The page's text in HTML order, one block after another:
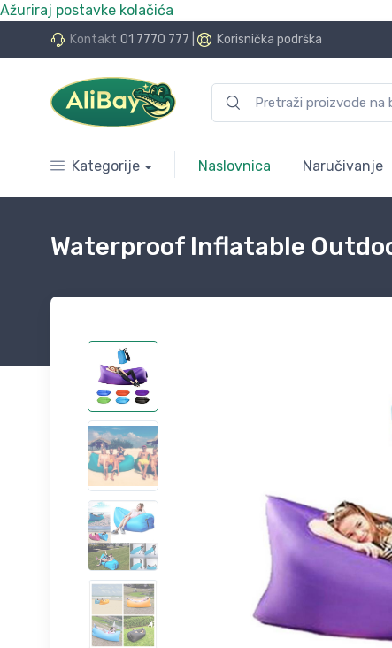
Ažuriraj postavke kolačića
Kontakt 01 7770 777 Korisnička podrška
Postali smo AliBay!
Kategorije Naslovnica Naručivanje
Waterproof Inflatable